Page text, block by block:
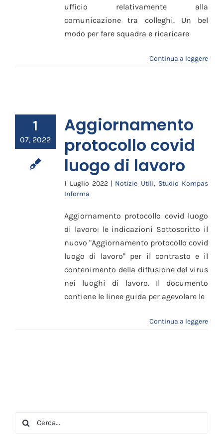
ufficio relativamente alla
comunicazione tra colleghi. Un bel
modo per fare squadra e ricaricare
Continua a leggere
1
07, 2022
Aggiornamento
protocollo covid
luogo di lavoro
1 Luglio 2022 | Notizie Utili, Studio Kompas
Informa
Aggiornamento protocollo covid luogo
di lavoro: le indicazioni Sottoscritto il
nuovo "Aggiornamento protocollo covid
luogo di lavoro" per il contrasto e il
contenimento della diffusione del virus
nei luoghi di lavoro. Il documento
contiene le linee guida per agevolare le
Continua a leggere
Cerca